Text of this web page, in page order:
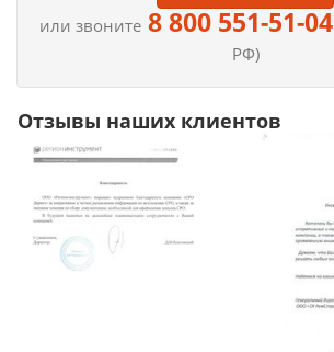
или звоните 8 800 551-51-04
РФ)
Отзывы наших клиентов